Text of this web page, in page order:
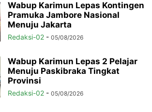
Wabup Karimun Lepas Kontingen
Pramuka Jambore Nasional
Menuju Jakarta
Redaksi-02 - 05/08/2026
Wabup Karimun Lepas 2 Pelajar
Menuju Paskibraka Tingkat
Provinsi
Redaksi-02 - 05/08/2026